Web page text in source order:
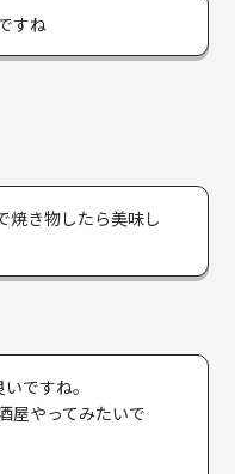
すね
焼き物したら美味し
ですね。
屋やってみたいで